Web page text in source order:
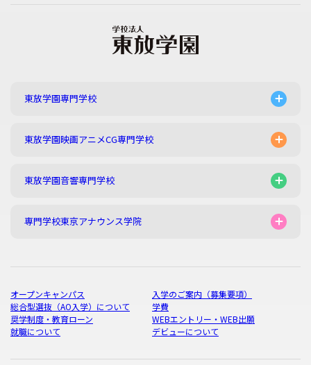
東放学園専門学校
東放学園映画アニメCG専門学校
東放学園音響専門学校
専門学校東京アナウンス学院
オープンキャンパス
入学のご案内（募集要項）
総合型選抜（AO入学）について
学費
奨学制度・教育ローン
WEBエントリー・WEB出願
就職について
デビューについて